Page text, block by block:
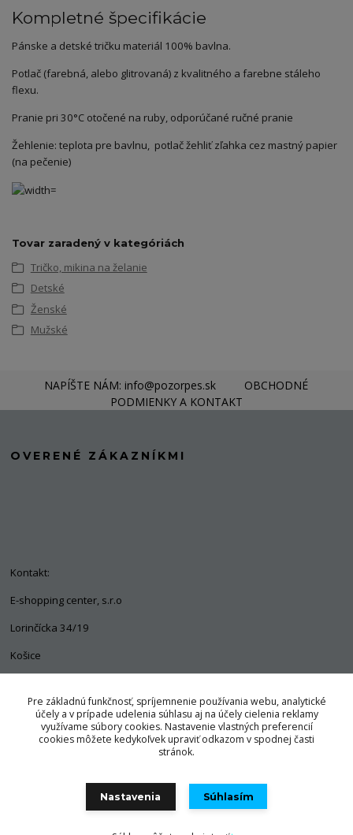
Kompletné špecifikácie
Pánske a detské tričku materiál 100% bavlna.
Potlač (farebná, alebo glitrovaná) z kvalitného a farebne stáleho
flexu.
Pranie pri 30°C otočené na ruby, odporúčané ručné pranie
Žehlenie: teplota pre bavlnu, potlač žehliť zľahka cez mastný papier
(na pečenie)
Tovar zaradený v kategóriách
Tričko, mikina na želanie
Detské
Ženské
Mužské
NAPÍŠTE NÁM: info@pozorpes.sk
OBCHODNÉ
PODMIENKY A KONTAKT
OVERENÉ ZÁKAZNÍKMI
Kontakt:
E-shopping center, s.r.o
Lorinčícka 34/19
Košice
+421 903 563 637
info@pozorpes.sk
Pre základnú funkčnosť, spríjemnenie používania webu, analytické
účely a v prípade udelenia súhlasu aj na účely cielenia reklamy
využívame súbory cookies. Nastavenie vlastných preferencií
cookies môžete kedykoľvek upraviť odkazom v spodnej časti
stránok.
Nastavenia Súhlasím